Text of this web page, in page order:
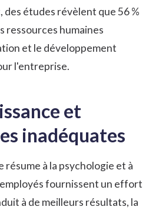
des études révèlent que 56 %
ressources humaines
et le développement
l'entreprise.
et
inadéquates
résume à la psychologie et à
fournissent un effort
à de meilleurs résultats, la